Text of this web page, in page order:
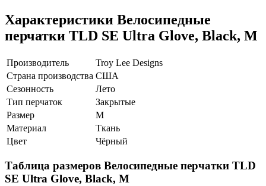
Характеристики Велосипедные
перчатки TLD SE Ultra Glove, Black, M
Производитель
Troy Lee Designs
Страна производства США
Сезонность
Лето
Тип перчаток
Закрытые
Размер
M
Материал
Ткань
Цвет
Чёрный
Таблица размеров Велосипедные перчатки TLD
SE Ultra Glove, Black, M